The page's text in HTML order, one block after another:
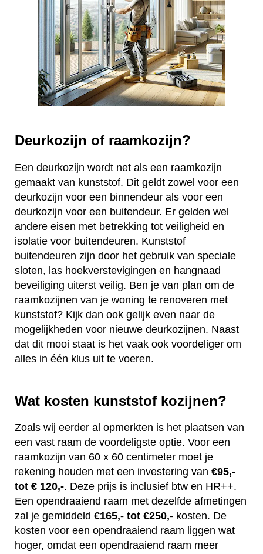
Deurkozijn of raamkozijn?
Een deurkozijn wordt net als een raamkozijn
gemaakt van kunststof. Dit geldt zowel voor een
deurkozijn voor een binnendeur als voor een
deurkozijn voor een buitendeur. Er gelden wel
andere eisen met betrekking tot veiligheid en
isolatie voor buitendeuren. Kunststof
buitendeuren zijn door het gebruik van speciale
sloten, las hoekverstevigingen en hangnaad
beveiliging uiterst veilig. Ben je van plan om de
raamkozijnen van je woning te renoveren met
kunststof? Kijk dan ook gelijk even naar de
mogelijkheden voor nieuwe deurkozijnen. Naast
dat dit mooi staat is het vaak ook voordeliger om
alles in één klus uit te voeren.
Wat kosten kunststof kozijnen?
Zoals wij eerder al opmerkten is het plaatsen van
een vast raam de voordeligste optie. Voor een
raamkozijn van 60 x 60 centimeter moet je
rekening houden met een investering van €95,-
tot € 120,-. Deze prijs is inclusief btw en HR++.
Een opendraaiend raam met dezelfde afmetingen
zal je gemiddeld €165,- tot €250,- kosten. De
kosten voor een opendraaiend raam liggen wat
hoger, omdat een opendraaiend raam meer